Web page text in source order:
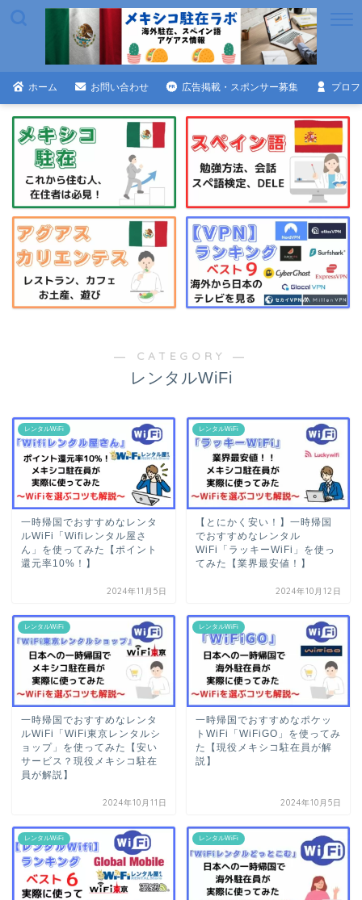
ホーム お問い合わせ 広告掲載・スポンサー募集 プロ
― CATEGORY ―
レンタルWiFi
レンタルWiFi
一時帰国でおすすめなレンタ
ルWiFi「Wifiレンタル屋さ
ん」を使ってみた【ポイント
還元率10%！】
2024年11月5日
レンタルWiFi
【とにかく安い！】一時帰国
でおすすめなレンタル
WiFi「ラッキーWiFi」を使っ
てみた【業界最安値！】
2024年10月12日
レンタルWiFi
一時帰国でおすすめなレンタ
ルWiFi「WiFi東京レンタルシ
ョップ」を使ってみた【安い
サービス？現役メキシコ駐在
員が解説】
2024年10月11日
レンタルWiFi
一時帰国でおすすめなポケッ
トWiFi「WiFiGO」を使ってみ
た【現役メキシコ駐在員が解
説】
2024年10月5日
レンタルWiFi レンタルWiFi